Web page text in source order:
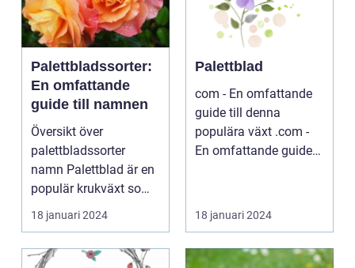
Palettbladssorter:
En omfattande
guide till namnen
Översikt över
palettbladssorter
namn Palettblad är en
populär krukväxt som
blivit allt mer eftertra...
18 januari 2024
Palettblad
com - En omfattande
guide till denna
populära växt .com -
En omfattande guide
18 januari 2024